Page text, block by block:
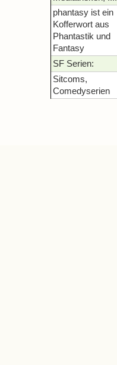
phantasy ist ein
Kofferwort aus
Phantastik und
Fantasy
SF Serien:
Sitcoms,
Comedyserien